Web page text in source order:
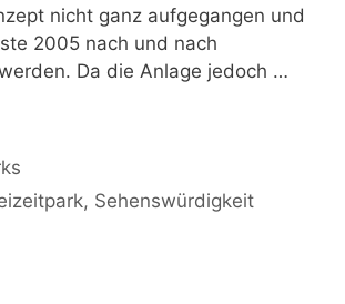
nicht ganz aufgegangen und
2005 nach und nach
Da die Anlage jedoch …
, Sehenswürdigkeit